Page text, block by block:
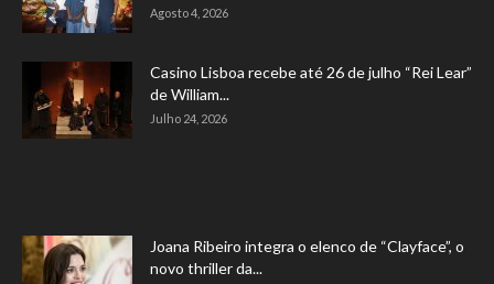
Agosto 4, 2026
Casino Lisboa recebe até 26 de julho “Rei Lear”
de William...
Julho 24, 2026
Joana Ribeiro integra o elenco de “Clayface”, o
novo thriller da...